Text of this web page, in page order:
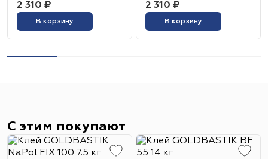
2 310 ₽
В корзину
2 310 ₽
В корзину
С этим покупают